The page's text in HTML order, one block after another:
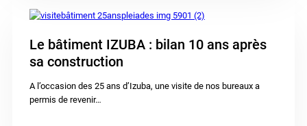
Le bâtiment IZUBA : bilan 10 ans après
sa construction
A l’occasion des 25 ans d’Izuba, une visite de nos bureaux a
permis de revenir…